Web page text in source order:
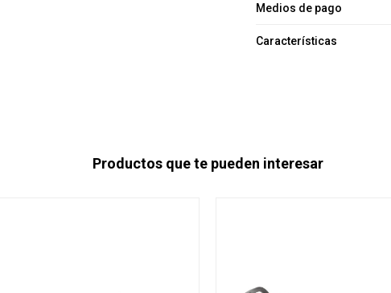
Medios de pago
Características
Productos que te pueden interesar